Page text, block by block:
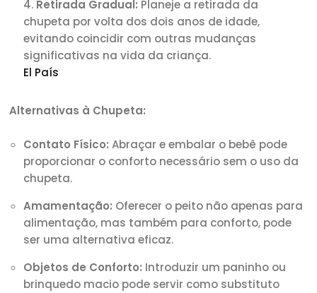
Retirada Gradual: Planeje a retirada da
chupeta por volta dos dois anos de idade,
evitando coincidir com outras mudanças
significativas na vida da criança.
El País
Alternativas à Chupeta:
Contato Físico: Abraçar e embalar o bebê pode
proporcionar o conforto necessário sem o uso da
chupeta.
Amamentação: Oferecer o peito não apenas para
alimentação, mas também para conforto, pode
ser uma alternativa eficaz.
Objetos de Conforto: Introduzir um paninho ou
brinquedo macio pode servir como substituto